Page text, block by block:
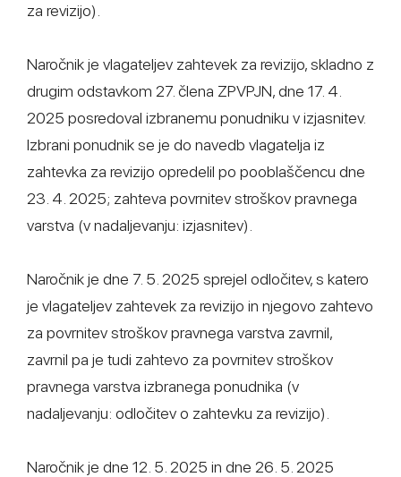
za revizijo).
Naročnik je vlagateljev zahtevek za revizijo, skladno z
drugim odstavkom 27. člena ZPVPJN, dne 17. 4.
2025 posredoval izbranemu ponudniku v izjasnitev.
Izbrani ponudnik se je do navedb vlagatelja iz
zahtevka za revizijo opredelil po pooblaščencu dne
23. 4. 2025; zahteva povrnitev stroškov pravnega
varstva (v nadaljevanju: izjasnitev).
Naročnik je dne 7. 5. 2025 sprejel odločitev, s katero
je vlagateljev zahtevek za revizijo in njegovo zahtevo
za povrnitev stroškov pravnega varstva zavrnil,
zavrnil pa je tudi zahtevo za povrnitev stroškov
pravnega varstva izbranega ponudnika (v
nadaljevanju: odločitev o zahtevku za revizijo).
Naročnik je dne 12. 5. 2025 in dne 26. 5. 2025